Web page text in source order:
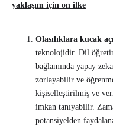
yaklaşım için on ilke
Olasılıklara kucak
teknolojidir. Dil
bağlamında yapay
zorlayabilir ve
kişiselleştirilmiş ve
imkan tanıyabilir.
potansiyelden